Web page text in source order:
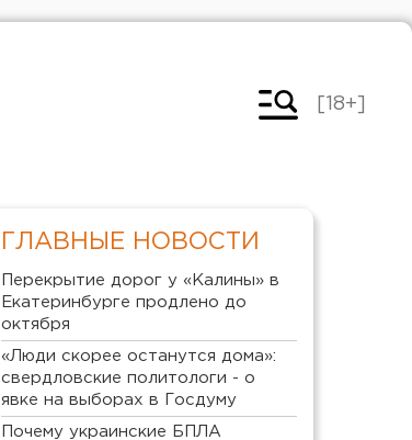
[18+]
ГЛАВНЫЕ НОВОСТИ
Перекрытие дорог у «Калины» в
Екатеринбурге продлено до
октября
«Люди скорее останутся дома»:
свердловские политологи - о
явке на выборах в Госдуму
Почему украинские БПЛА